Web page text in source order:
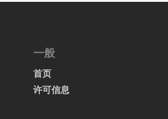
一般
首页
许可信息